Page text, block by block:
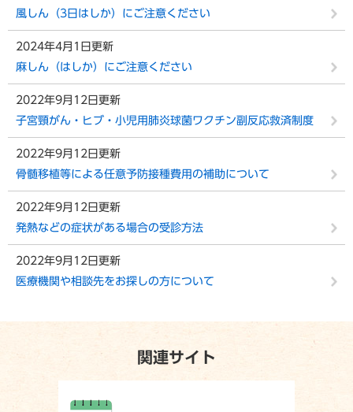
風しん（3日はしか）にご注意ください
2024年4月1日更新
麻しん（はしか）にご注意ください
2022年9月12日更新
子宮頸がん・ヒブ・小児用肺炎球菌ワクチン副反応救済制度
2022年9月12日更新
骨髄移植等による任意予防接種費用の補助について
2022年9月12日更新
発熱などの症状がある場合の受診方法
2022年9月12日更新
医療機関や相談先をお探しの方について
関連サイト